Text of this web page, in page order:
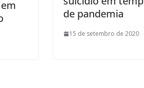
de pandemia
15 de setembro de 2020